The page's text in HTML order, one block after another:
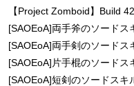
【Project Zomboid】Build
[SAOEoA]両手斧のソードス
[SAOEoA]両手剣のソードス
[SAOEoA]片手棍のソードス
[SAOEoA]短剣のソードスキ